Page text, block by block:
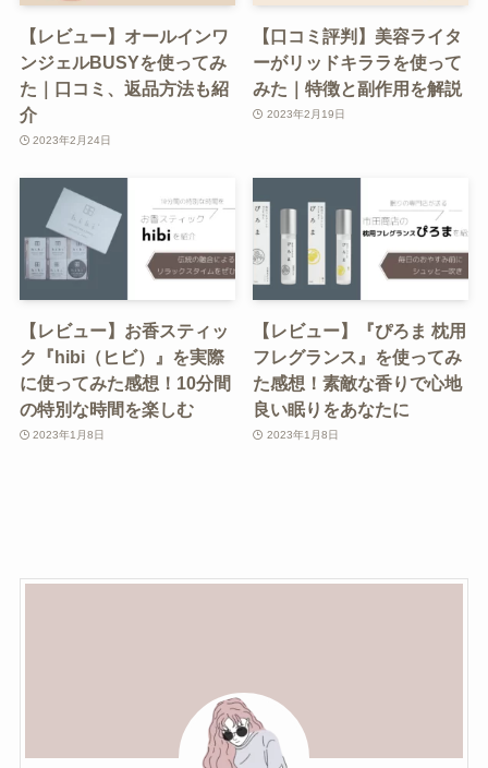
【レビュー】オールインワ
ンジェルBUSYを使ってみ
た｜口コミ、返品方法も紹
介
2023年2月24日
【口コミ評判】美容ライタ
ーがリッドキララを使って
みた｜特徴と副作用を解説
2023年2月19日
【レビュー】お香スティッ
ク『hibi（ヒビ）』を実際
に使ってみた感想！10分間
の特別な時間を楽しむ
2023年1月8日
【レビュー】『ぴろま 枕用
フレグランス』を使ってみ
た感想！素敵な香りで心地
良い眠りをあなたに
2023年1月8日